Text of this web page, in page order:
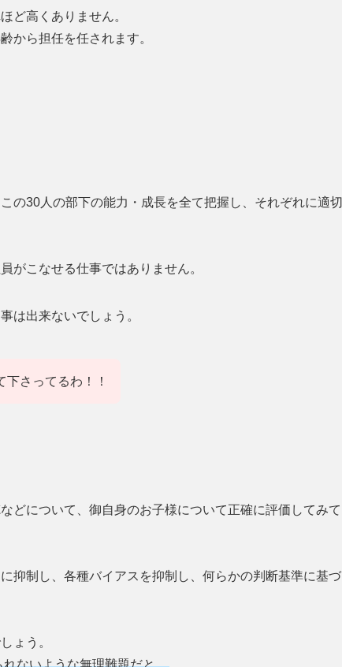
ど高くありません。
から担任を任されます。
の30人の部下の能力・成長を全て把握し、それぞれに適切
がこなせる仕事ではありません。
は出来ないでしょう。
さってるわ！！
について、御自身のお子様について正確に評価してみて
抑制し、各種バイアスを抑制し、何らかの判断基準に基づ
ょう。
ないような無理難題だと。